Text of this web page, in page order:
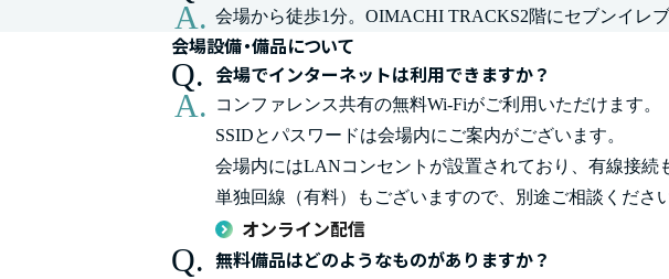
会場から徒歩1分。OIMACHI TRACKS2階にセブンイレ
会場設備・備品について
会場でインターネットは利用できますか？
コンファレンス共有の無料Wi-Fiがご利用いただけます。
SSIDとパスワードは会場内にご案内がございます。
会場内にはLANコンセントが設置されており、有線接続
単独回線（有料）もございますので、別途ご相談ください
オンライン配信
無料備品はどのようなものがありますか？